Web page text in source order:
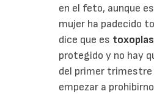
en el feto, aunque
mujer ha padecido
dice que es
protegido y no hay
del primer trimestre
empezar a